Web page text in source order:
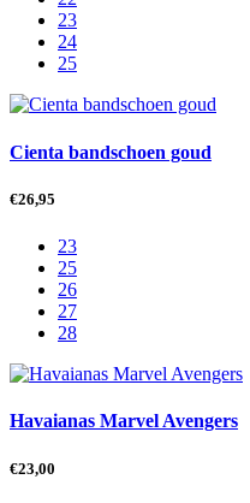
23
24
25
Cienta bandschoen goud
€26,95
23
25
26
27
28
Havaianas Marvel Avengers
€23,00